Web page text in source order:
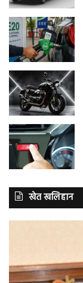
खेत खलिहान